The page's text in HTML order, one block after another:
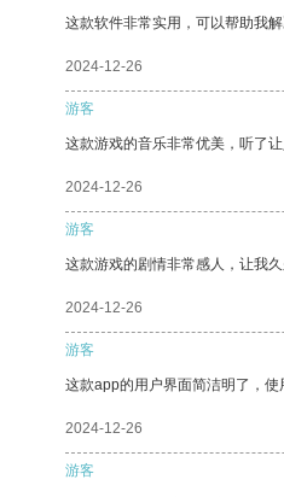
这款软件非常实用，可以帮助我
2024-12-26
游客
这款游戏的音乐非常优美，听了让
2024-12-26
游客
这款游戏的剧情非常感人，让我久
2024-12-26
游客
这款app的用户界面简洁明了，使
2024-12-26
游客